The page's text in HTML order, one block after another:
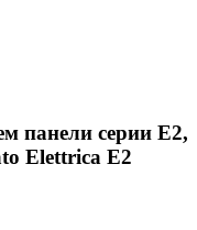
панели серии E2,
Elettrica E2